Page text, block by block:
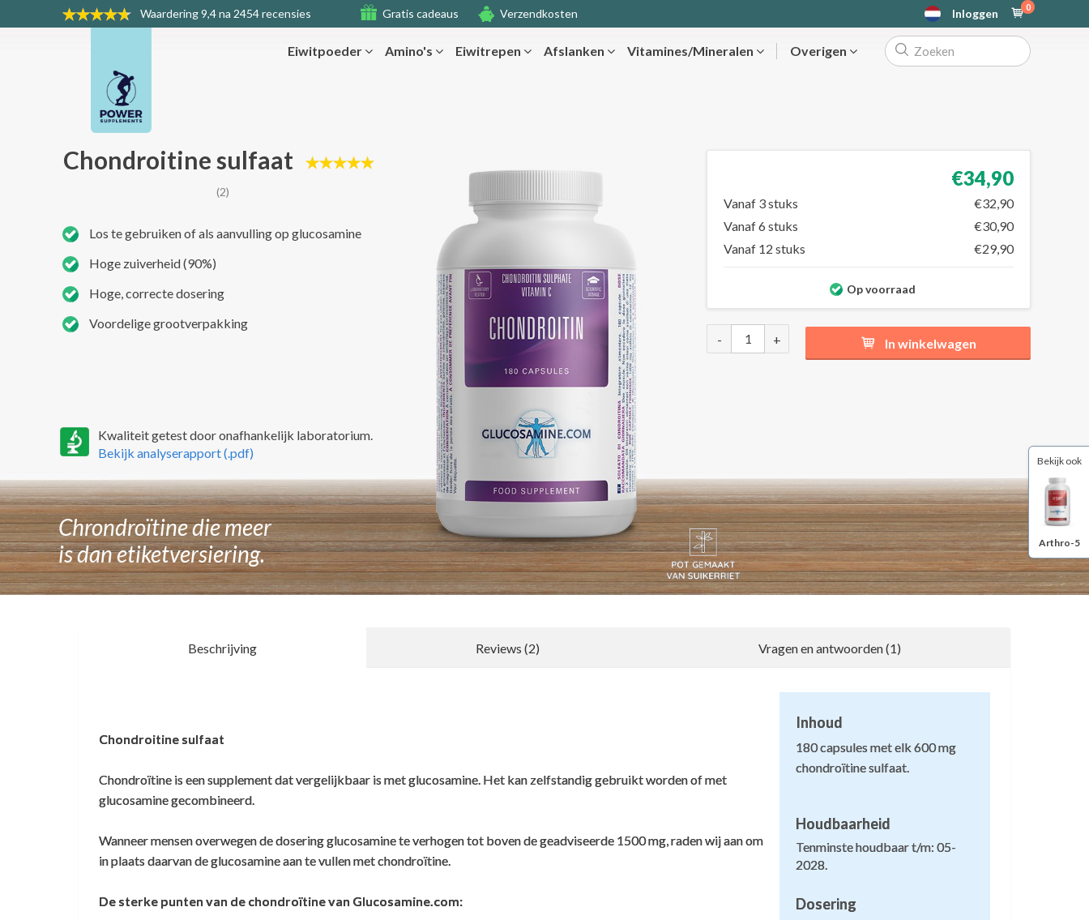
Waardering9,4 na 2454 recensies Gratis cadeaus Verzendkosten Inloggen 0
Eiwitpoeder Amino's Eiwitrepen Afslanken Vitamines/Mineralen Overigen
Chondroitine sulfaat
(2)
Los te gebruiken of als aanvulling op glucosamine
Hoge zuiverheid (90%)
Hoge, correcte dosering
Voordelige grootverpakking
Kwaliteit getest door onafhankelijk laboratorium.
Bekijk analyserapport (.pdf)
Chrondroïtine die meer
is dan etiketversiering.
€34,90
Vanaf 3 stuks
€32,90
Vanaf 6 stuks
€30,90
Vanaf 12 stuks
€29,90
Op voorraad
- + In winkelwagen
Beschrijving Reviews (2) Vragen en antwoorden (1)
Inhoud
180 capsules met elk 600 mg
chondroïtine sulfaat.
Houdbaarheid
Tenminste houdbaar t/m: 05-
2028.
Dosering
Chondroitine sulfaat
Chondroïtine is een supplement dat vergelijkbaar is met glucosamine. Het kan zelfstandig gebruikt worden of met
glucosamine gecombineerd.
Wanneer mensen overwegen de dosering glucosamine te verhogen tot boven de geadviseerde 1500 mg, raden wij aan om
in plaats daarvan de glucosamine aan te vullen met chondroïtine.
De sterke punten van de chondroïtine van Glucosamine.com:
Geven goed advies
9 mei 2023
natuurlijke supplementen.
Klant Vraag:
Ik heb een vraag mbt het onderdeel Chondroitine. Dit is vanuit kraakbeen van runderen gewonnen. Hoe zit dit met de BSE ziekte? Is dit wel veilig.
specialist op dit gebied: Bioiberica. Deze chondroïtine is 'the real deal'; hetzelfde materiaal als wat in de meeste wetenschappelijke studies gebruikt
Bekijk ook
Arthro-5